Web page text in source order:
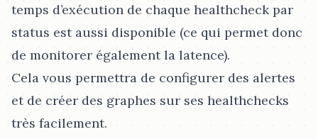
temps d’exécution de chaque healthcheck par
status est aussi disponible (ce qui permet donc
de monitorer également la latence).
Cela vous permettra de configurer des alertes
et de créer des graphes sur ses healthchecks
très facilement.